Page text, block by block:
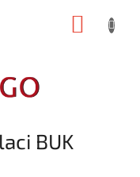
BUK